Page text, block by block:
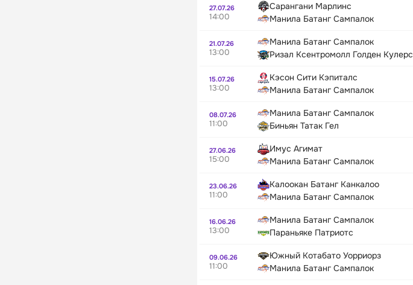
27.07.26
14:00
Сарангани Марлинс
Манила Батанг Сампалок
21.07.26
13:00
Манила Батанг Сампалок
Ризал Ксентромолл Голден Кулерс
15.07.26
13:00
Кэсон Сити Кэпиталс
Манила Батанг Сампалок
08.07.26
11:00
Манила Батанг Сампалок
Биньян Татак Гел
27.06.26
15:00
Имус Агимат
Манила Батанг Сампалок
23.06.26
11:00
Калоокан Батанг Канкалоо
Манила Батанг Сампалок
16.06.26
13:00
Манила Батанг Сампалок
Параньяке Патриотс
09.06.26
11:00
Южный Котабато Уорриорз
Манила Батанг Сампалок